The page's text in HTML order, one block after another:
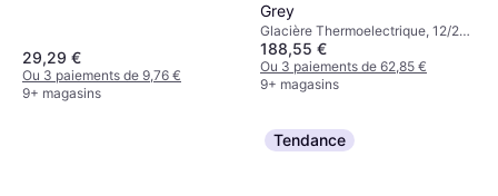
29,29 €
Ou 3 paiements de 9,76 €
9+ magasins
Grey
Glacière Thermoelectrique, 12/24
V, Puissance 64W
188,55 €
Ou 3 paiements de 62,85 €
9+ magasins
Tendance